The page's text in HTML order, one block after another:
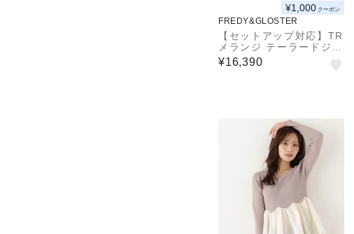
¥1,000 クーポン
FREDY&GLOSTER
【セットアップ対応】TR
メランジ テーラードジャ
ケット
¥16,390